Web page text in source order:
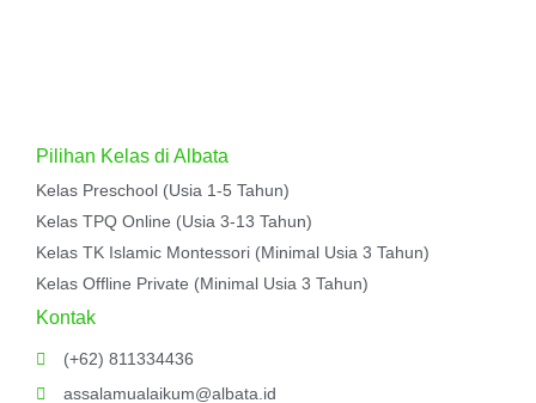
Pilihan Kelas di Albata
Kelas Preschool (Usia 1-5 Tahun)
Kelas TPQ Online (Usia 3-13 Tahun)
Kelas TK Islamic Montessori (Minimal Usia 3 Tahun)
Kelas Offline Private (Minimal Usia 3 Tahun)
Kontak
(+62) 811334436
assalamualaikum@albata.id